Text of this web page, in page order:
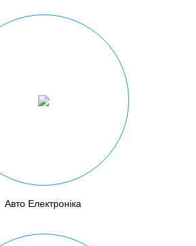
Авто Електроніка